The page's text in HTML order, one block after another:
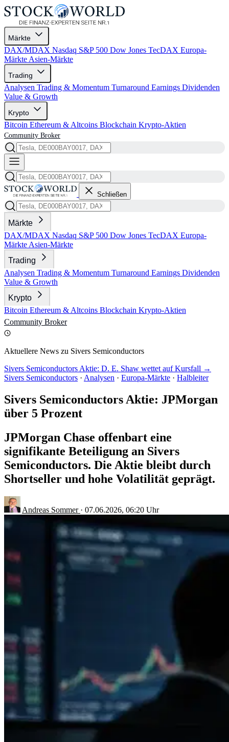
Märkte
DAX/MDAX Nasdaq S&P 500 Dow Jones TecDAX Europa-
Märkte Asien-Märkte
Trading
Analysen Trading & Momentum Turnaround Earnings Dividenden
Value & Growth
Krypto
Bitcoin Ethereum & Altcoins Blockchain Krypto-Aktien
Community Broker
Schließen
Märkte
DAX/MDAX Nasdaq S&P 500 Dow Jones TecDAX Europa-
Märkte Asien-Märkte
Trading
Analysen Trading & Momentum Turnaround Earnings Dividenden
Value & Growth
Krypto
Bitcoin Ethereum & Altcoins Blockchain Krypto-Aktien
Community Broker
Aktuellere News zu Sivers Semiconductors
Sivers Semiconductors Aktie: D. E. Shaw wettet auf Kursfall →
Sivers Semiconductors · Analysen · Europa-Märkte · Halbleiter
Sivers Semiconductors Aktie: JPMorgan
über 5 Prozent
JPMorgan Chase offenbart eine
signifikante Beteiligung an Sivers
Semiconductors. Die Aktie bleibt durch
Shortseller und hohe Volatilität geprägt.
Andreas Sommer · 07.06.2026, 06:20 Uhr